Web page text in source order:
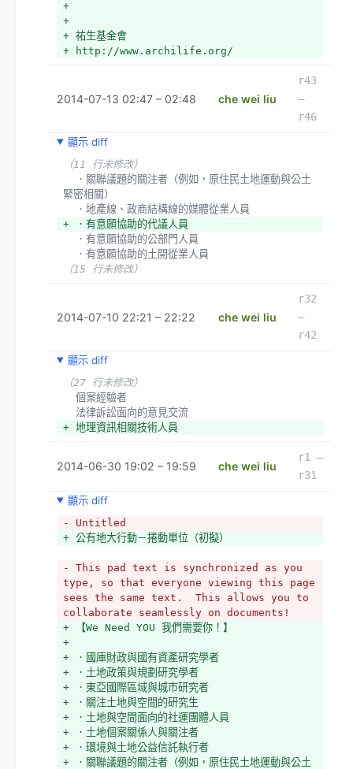
- *實體行動與相關團體單位捲動：
+ *實體行動與相關團體單位捲動與捲動方法
  法律訴訟面向的意見交流
  地理資訊相關技術人員
  祐生基金會
  http://www.archilife.org/
+
+ 方法初擬
+ *
+
+
+ 祐生基金會
+ http://www.archilife.org/
2014-07-13 02:47 – 02:48 che wei liu
r43
–
r46
顯示 diff
（11 行未修改）
緊密相關）
  ．地產線、政商結構線的媒體從業人員
+ ．有意願協助的代議人員
  ．有意願協助的公部門人員
  ．有意願協助的土開從業人員
（15 行未修改）
2014-07-10 22:21 – 22:22 che wei liu
r32
–
r42
顯示 diff
（27 行未修改）
  個案經驗者
  法律訴訟面向的意見交流
+ 地理資訊相關技術人員
2014-06-30 19:02 – 19:59 che wei liu
r1 –
r31
顯示 diff
- Untitled
+ 公有地大行動－捲動單位（初擬）
- This pad text is synchronized as you
type, so that everyone viewing this page
sees the same text.  This allows you to
collaborate seamlessly on documents!
+ 【We Need YOU 我們需要你！】
+
+ ．國庫財政與國有資產研究學者
+ ．土地政策與規劃研究學者
+ ．東亞國際區域與城市研究者
+ ．關注土地與空間的研究生
+ ．土地與空間面向的社運團體人員
+ ．土地個案關係人與關注者
+ ．環境與土地公益信託執行者
+ ．關聯議題的關注者（例如，原住民土地運動與公土